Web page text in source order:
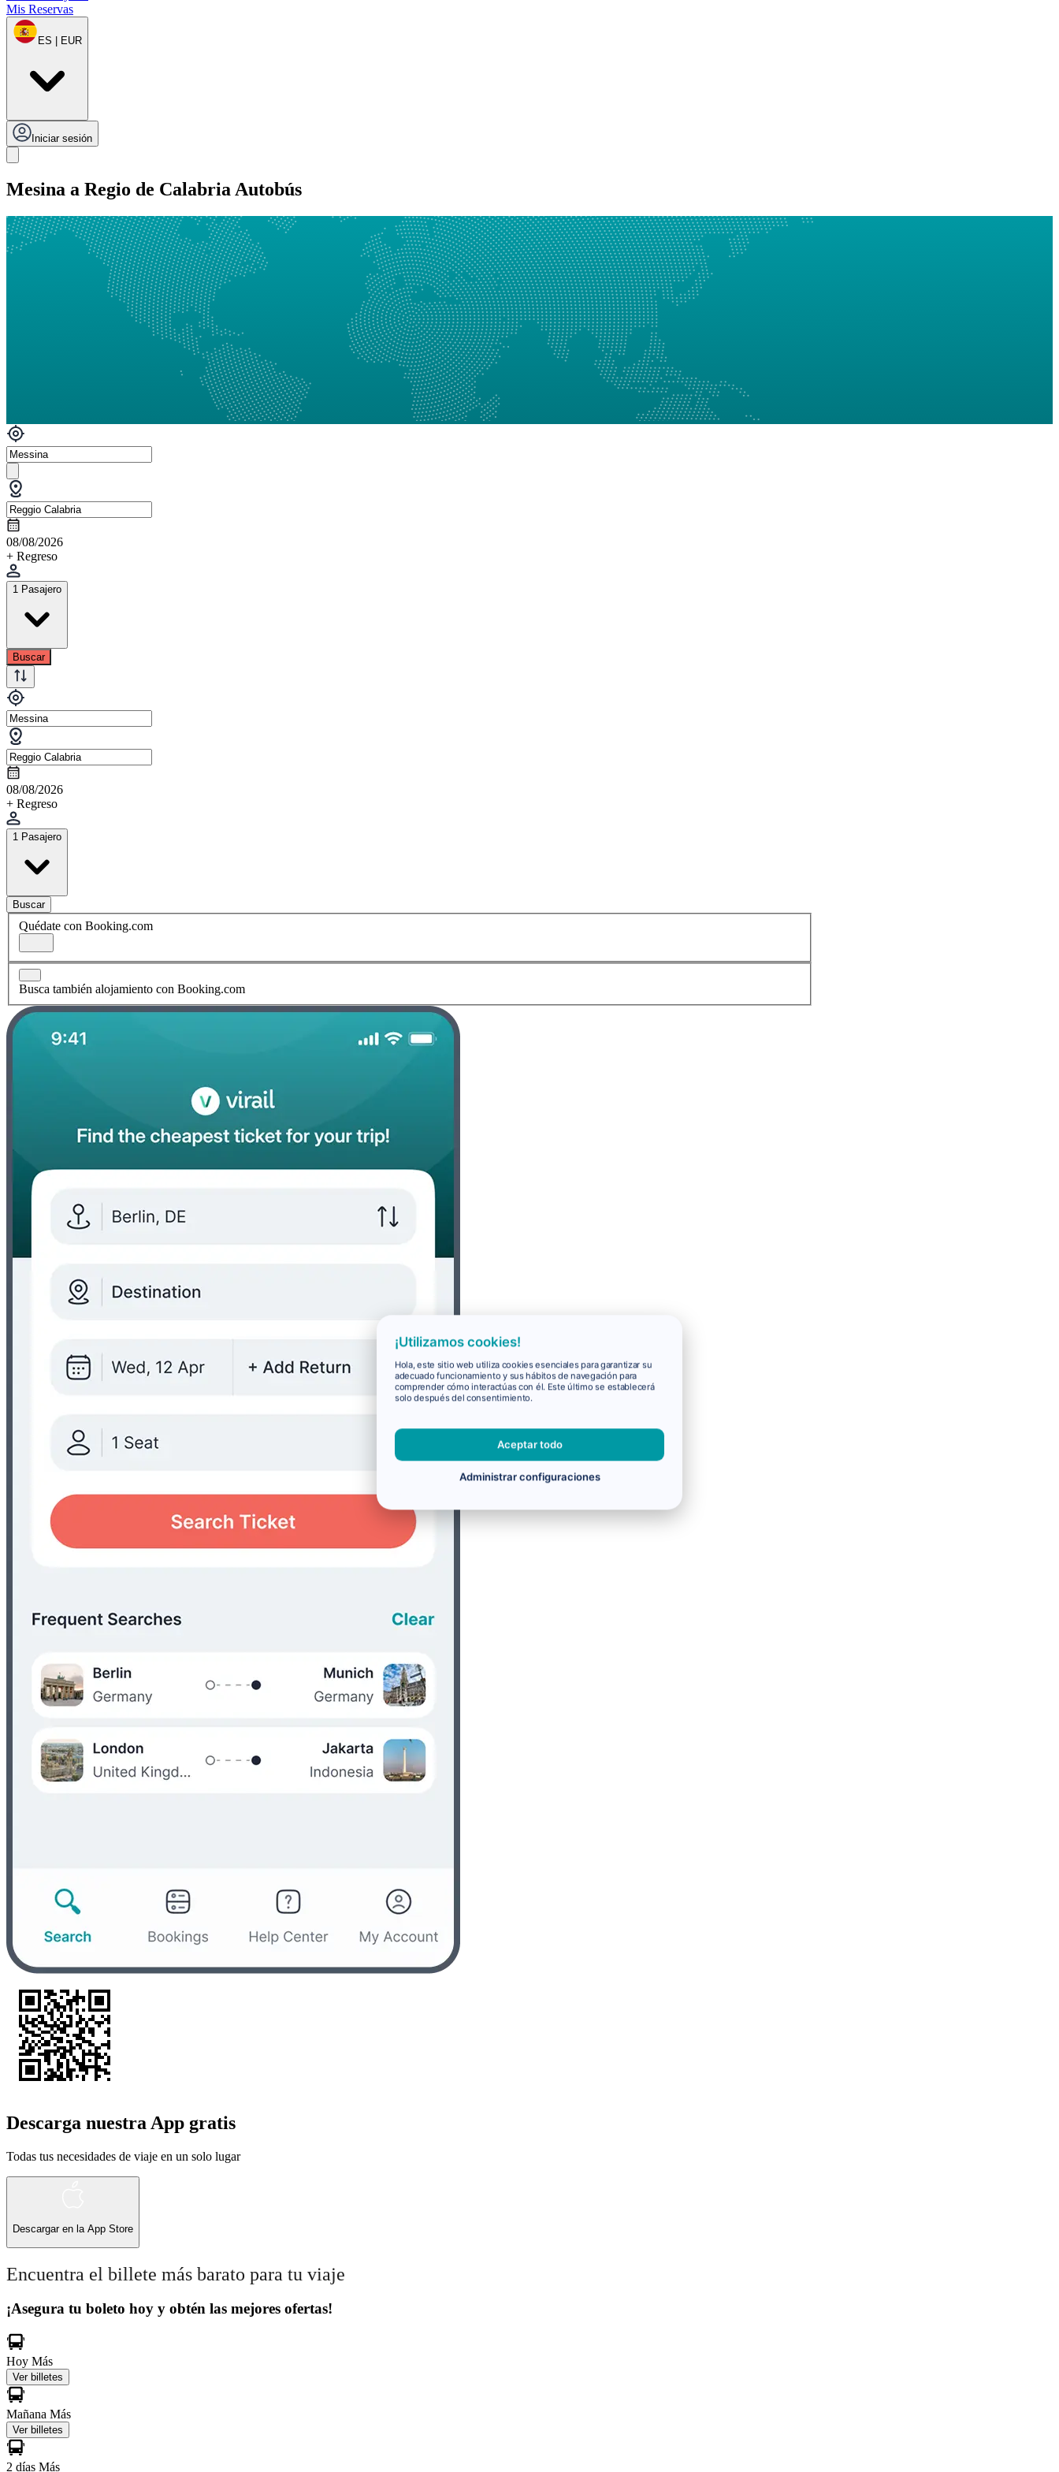
Mis Reservas
ES | EUR
Iniciar sesión
Mesina a Regio de Calabria Autobús
08/08/2026
+ Regreso
1 Pasajero
Buscar
08/08/2026
+ Regreso
1 Pasajero
Buscar
Quédate con Booking.com
Busca también alojamiento con Booking.com
Descarga nuestra App gratis
Todas tus necesidades de viaje en un solo lugar
Descargar en la App Store
Encuentra el billete más barato para tu viaje
¡Asegura tu boleto hoy y obtén las mejores ofertas!
Hoy Más
Ver billetes
Mañana Más
Ver billetes
2 días Más
¡Utilizamos cookies!
Hola, este sitio web utiliza cookies esenciales para garantizar su
adecuado funcionamiento y sus hábitos de navegación para
comprender cómo interactúas con él. Este último se establecerá
solo después del consentimiento.
Aceptar todo
Administrar configuraciones